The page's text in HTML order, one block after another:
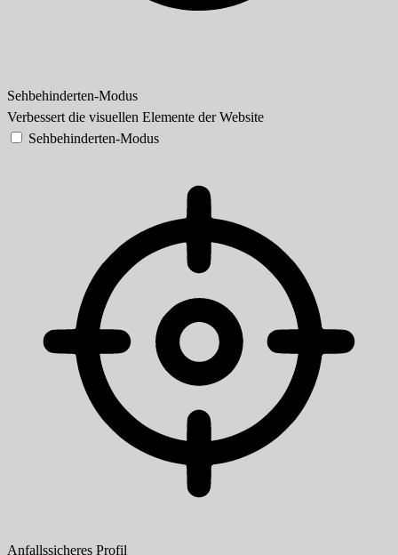
Sehbehinderten-Modus
Verbessert die visuellen Elemente der Website
Sehbehinderten-Modus
Anfallssicheres Profil